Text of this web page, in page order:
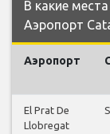
В какие
Аэропорт
Аэропорт
El Prat De
Llobregat